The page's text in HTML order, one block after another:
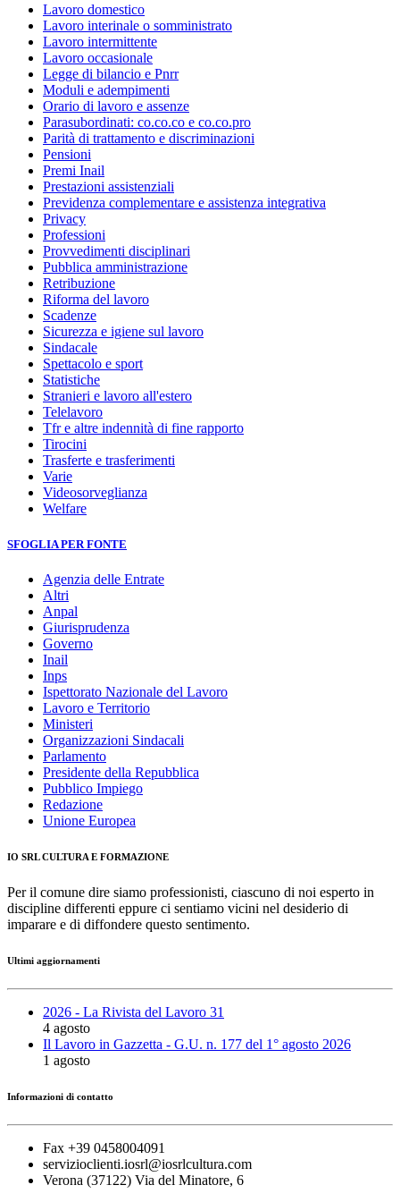
Lavoro domestico
Lavoro interinale o somministrato
Lavoro intermittente
Lavoro occasionale
Legge di bilancio e Pnrr
Moduli e adempimenti
Orario di lavoro e assenze
Parasubordinati: co.co.co e co.co.pro
Parità di trattamento e discriminazioni
Pensioni
Premi Inail
Prestazioni assistenziali
Previdenza complementare e assistenza integrativa
Privacy
Professioni
Provvedimenti disciplinari
Pubblica amministrazione
Retribuzione
Riforma del lavoro
Scadenze
Sicurezza e igiene sul lavoro
Sindacale
Spettacolo e sport
Statistiche
Stranieri e lavoro all'estero
Telelavoro
Tfr e altre indennità di fine rapporto
Tirocini
Trasferte e trasferimenti
Varie
Videosorveglianza
Welfare
SFOGLIA PER FONTE
Agenzia delle Entrate
Altri
Anpal
Giurisprudenza
Governo
Inail
Inps
Ispettorato Nazionale del Lavoro
Lavoro e Territorio
Ministeri
Organizzazioni Sindacali
Parlamento
Presidente della Repubblica
Pubblico Impiego
Redazione
Unione Europea
IO SRL CULTURA E FORMAZIONE
Per il comune dire siamo professionisti, ciascuno di noi esperto in
discipline differenti eppure ci sentiamo vicini nel desiderio di
imparare e di diffondere questo sentimento.
Ultimi aggiornamenti
2026 - La Rivista del Lavoro 31
4 agosto
Il Lavoro in Gazzetta - G.U. n. 177 del 1° agosto 2026
1 agosto
Informazioni di contatto
Fax +39 0458004091
servizioclienti.iosrl@iosrlcultura.com
Verona (37122) Via del Minatore, 6